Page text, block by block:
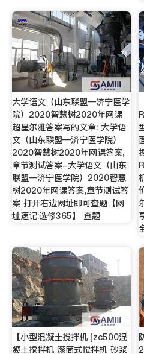
大学语文（山东联盟—济宁医学
院）2020智慧树2020年网课
超星尔雅答案写的文章: 大学语
文（山东联盟—济宁医学院）
2020智慧树2020年网课答案,
章节测试答案-大学语文（山东
联盟—济宁医学院）2020智慧
树2020年网课答案,章节测试答
案 打开右边网址即可查题【网
址速记:选修365】 查题
【小型混凝土搅拌机 jzc500混
凝土搅拌机 滚筒式搅拌机 砂浆